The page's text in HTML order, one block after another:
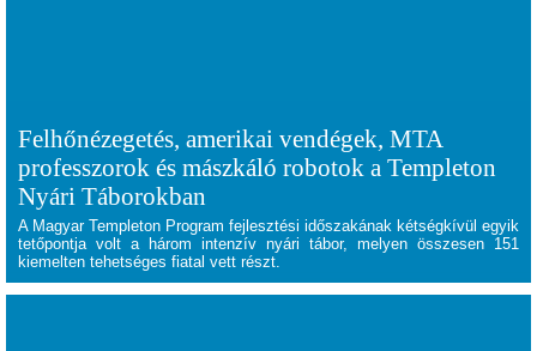
Felhőnézegetés, amerikai vendégek, MTA
professzorok és mászkáló robotok a Templeton
Nyári Táborokban
A Magyar Templeton Program fejlesztési időszakának kétségkívül egyik
tetőpontja volt a három intenzív nyári tábor, melyen összesen 151
kiemelten tehetséges fiatal vett részt.